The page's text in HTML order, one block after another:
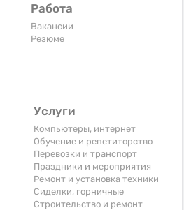
Работа
Вакансии
Резюме
Услуги
Компьютеры, интернет
Обучение и репетиторство
Перевозки и транспорт
Праздники и мероприятия
Ремонт и установка техники
Сиделки, горничные
Строительство и ремонт